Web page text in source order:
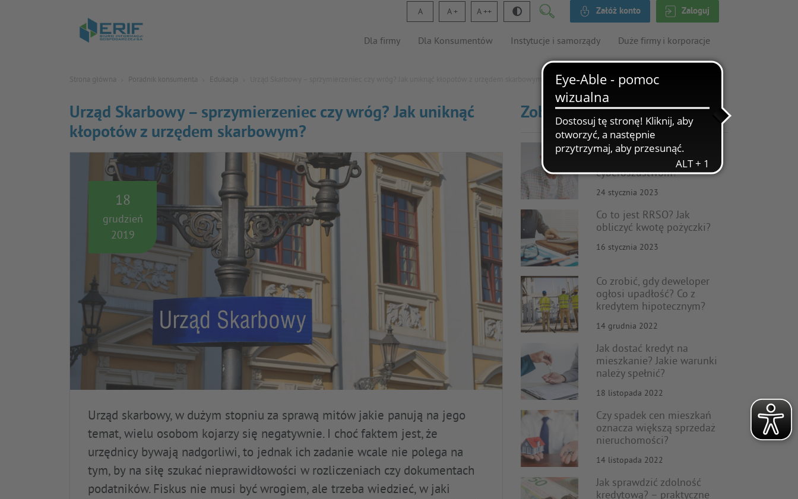
Załóż konto Zaloguj
A A A
Dla firmy Dla Konsumentów Instytucje i samorządy Duże firmy i korporacje
Strona główna Poradnik konsumenta Edukacja
Urząd Skarbowy – sprzymierzeniec czy wróg? Jak uniknąć
kłopotów z urzędem skarbowym?
18
grudzień
2019
Urząd skarbowy, w dużym stopniu za sprawą mitów jakie panują na jego
temat, wielu osobom kojarzy się negatywnie. I choć faktem jest, że
urzędnicy bywają nadgorliwi, to jednak ich zadanie wcale nie polega na
tym, by na siłę szukać nieprawidłowości w rozliczeniach czy dokumentach
podatników. Fiskus nie musi być wrogiem, ale trzeba wiedzieć, w jaki
Zobacz także
Cyberbezpieczeństwo
seniorów – jak zapobiegać
cyberoszustwom?
24 stycznia 2023
Co to jest RRSO? Jak
obliczyć kwotę pożyczki?
16 stycznia 2023
Co zrobić, gdy deweloper
ogłosi upadłość? Co z
kredytem hipotecznym?
14 grudnia 2022
Jak dostać kredyt na
mieszkanie? Jakie warunki
należy spełnić?
18 listopada 2022
Czy spadek cen mieszkań
oznacza większą sprzedaż
nieruchomości?
14 listopada 2022
Jak sprawdzić zdolność
kredytową? – praktyczne